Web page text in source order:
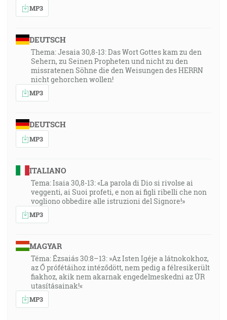
MP3
DEUTSCH
Thema: Jesaia 30,8-13: Das Wort Gottes kam zu den
Sehern, zu Seinen Propheten und nicht zu den
missratenen Söhne die den Weisungen des HERRN
nicht gehorchen wollen!
MP3
DEUTSCH
MP3
ITALIANO
Tema: Isaia 30,8-13: «La parola di Dio si rivolse ai
veggenti, ai Suoi profeti, e non ai figli ribelli che non
vogliono obbedire alle istruzioni del Signore!»
MP3
MAGYAR
Téma: Ézsaiás 30:8–13: »Az Isten Igéje a látnokokhoz,
az Ő prófétáihoz intéződött, nem pedig a félresikerült
fiakhoz, akik nem akarnak engedelmeskedni az ÚR
utasításainak!«
MP3